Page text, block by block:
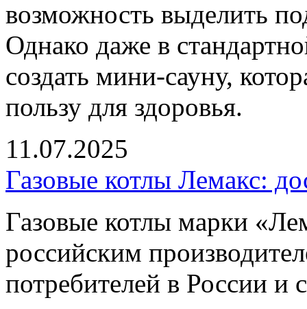
возможность выделить
Однако даже в
создать мини-сауну,
пользу для здоровья.
11.07.2025
Газовые котлы Лемакс:
Газовые котлы марки
российским
потребителей в России и